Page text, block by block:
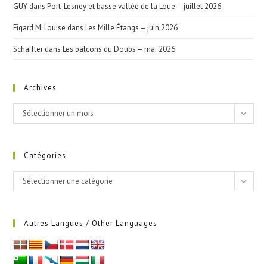
GUY dansPort-Lesney et basse vallée de la Loue – juillet 2026
Figard M. Louise dansLes Mille Étangs – juin 2026
Schaffter dansLes balcons du Doubs – mai 2026
Archives
Archives
Sélectionner un mois
Catégories
Catégories
Sélectionner une catégorie
Autres Langues / Other Languages